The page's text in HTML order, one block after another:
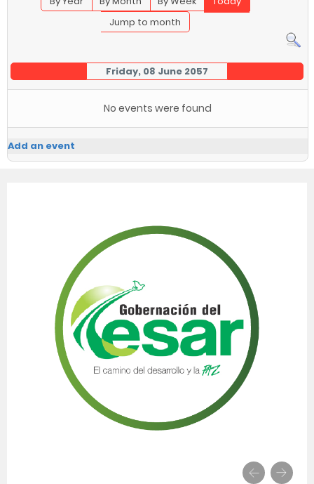
Jump to month
Friday, 08 June 2057
No events were found
Add an event